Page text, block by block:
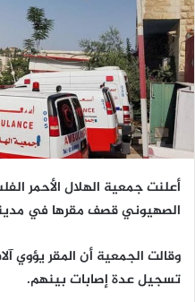
أعلنت جمعية الهلال الأحمر
الصهيوني قصف مقرها في
وقالت الجمعية أن المقر يؤوي
تسجيل عدة إصابات بينهم.